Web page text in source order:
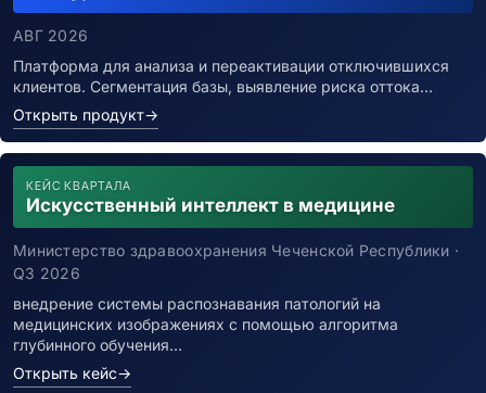
АВГ 2026
Платформа для анализа и переактивации отключившихся
клиентов. Сегментация базы, выявление риска оттока…
Открыть продукт→
КЕЙС КВАРТАЛА
Искусственный интеллект в медицине
Министерство здравоохранения Чеченской Республики ·
Q3 2026
внедрение системы распознавания патологий на
медицинских изображениях с помощью алгоритма
глубинного обучения…
Открыть кейс→